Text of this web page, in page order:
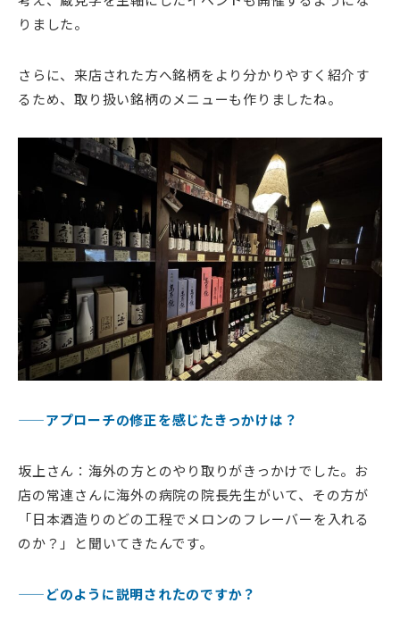
りました。
さらに、来店された方へ銘柄をより分かりやすく紹介す
るため、取り扱い銘柄のメニューも作りましたね。
——アプローチの修正を感じたきっかけは？
坂上さん：海外の方とのやり取りがきっかけでした。お
店の常連さんに海外の病院の院長先生がいて、その方が
「日本酒造りのどの工程でメロンのフレーバーを入れる
のか？」と聞いてきたんです。
——どのように説明されたのですか？